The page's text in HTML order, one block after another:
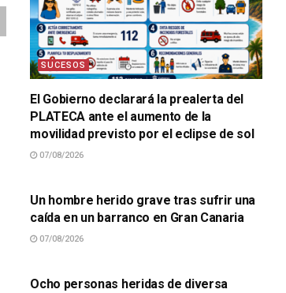
SUCESOS
El Gobierno declarará la prealerta del
PLATECA ante el aumento de la
movilidad previsto por el eclipse de sol
07/08/2026
Un hombre herido grave tras sufrir una
caída en un barranco en Gran Canaria
07/08/2026
Ocho personas heridas de diversa